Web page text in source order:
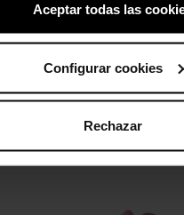
Aceptar todas las
Configurar cookies
Rechazar
de la